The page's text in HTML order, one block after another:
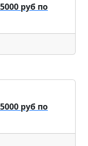
руб по
руб по